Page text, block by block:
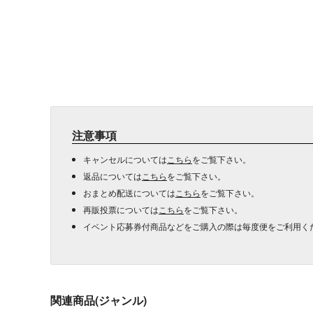
注意事項
キャンセルについては こちらをご覧下さい。
返品については こちらをご覧下さい。
おまとめ配送については こちらをご覧下さい。
再販投票については こちらをご覧下さい。
イベント応募券付商品などをご購入の際は毎度便をご利用く
関連商品(ジャンル)